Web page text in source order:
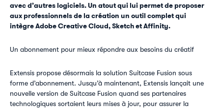
avec d’autres logiciels. Un atout qui lui permet de proposer
aux professionnels de la création un outil complet qui
intègre Adobe Creative Cloud, Sketch et Affinity.
Un abonnement pour mieux répondre aux besoins du créatif
Extensis propose désormais la solution Suitcase Fusion sous
forme d’abonnement. Jusqu’à maintenant, Extensis lançait une
nouvelle version de Suitcase Fusion quand ses partenaires
technologiques sortaient leurs mises à jour, pour assurer la